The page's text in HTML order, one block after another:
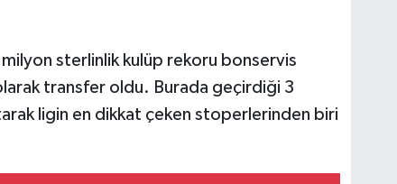
milyon sterlinlik kulüp rekoru bonservis
transfer oldu. Burada geçirdiği 3
ligin en dikkat çeken stoperlerinden biri